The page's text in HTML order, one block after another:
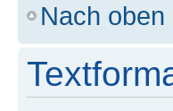
Nach oben